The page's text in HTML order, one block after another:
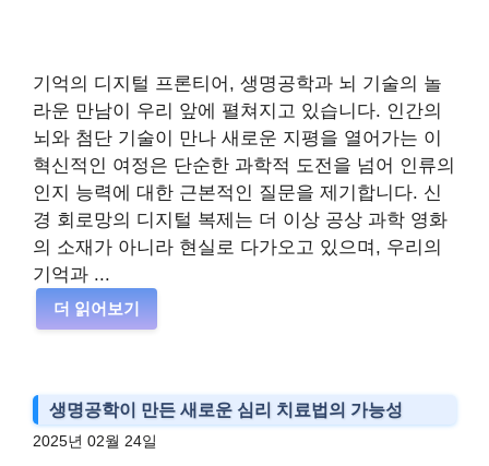
기억의 디지털 프론티어, 생명공학과 뇌 기술의 놀
라운 만남이 우리 앞에 펼쳐지고 있습니다. 인간의
뇌와 첨단 기술이 만나 새로운 지평을 열어가는 이
혁신적인 여정은 단순한 과학적 도전을 넘어 인류의
인지 능력에 대한 근본적인 질문을 제기합니다. 신
경 회로망의 디지털 복제는 더 이상 공상 과학 영화
의 소재가 아니라 현실로 다가오고 있으며, 우리의
기억과 ...
더 읽어보기
생명공학이 만든 새로운 심리 치료법의 가능성
2025년 02월 24일